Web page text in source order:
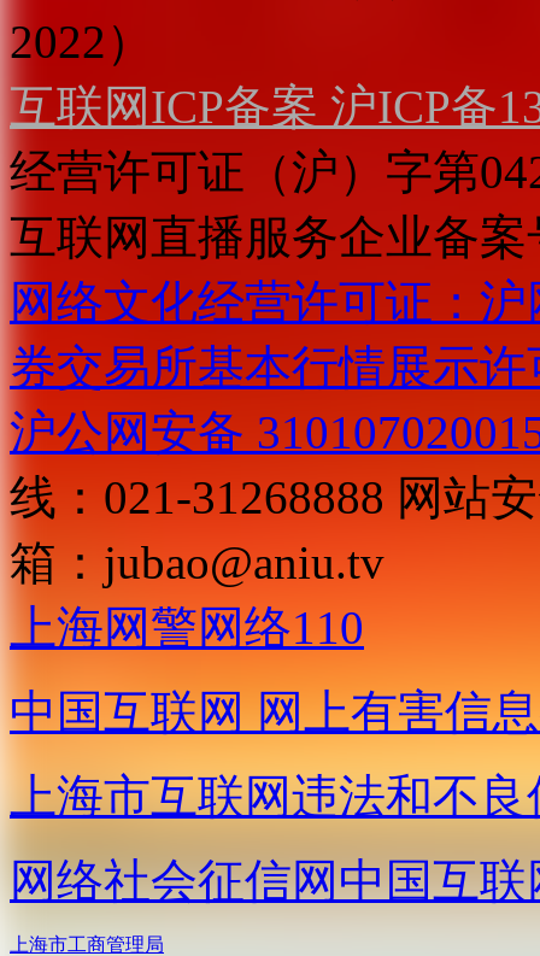
2022）
互联网ICP备案 沪ICP备
经营许可证（沪）字第
互联网直播服务企业备案
网络文化经营许可证：
券交易所基本行情展示许
沪公网安备
线：021-31268888 网站
箱： jubao@aniu.tv
上海网警网络110
中国互联网 网上有害信
上海市互联网违法和不
网络社会征信网中国互
上海市工商管理局